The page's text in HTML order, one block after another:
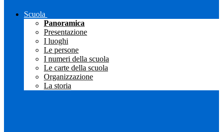
Scuola
Panoramica
Presentazione
I luoghi
Le persone
I numeri della scuola
Le carte della scuola
Organizzazione
La storia